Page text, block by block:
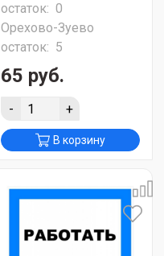
остаток: 0
Орехово-Зуево
остаток: 5
65 руб.
- +
В корзину